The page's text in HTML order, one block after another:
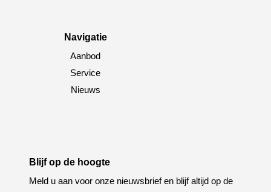
Navigatie
Aanbod
Service
Nieuws
Blijf op de hoogte
Meld u aan voor onze nieuwsbrief en blijf altijd op de